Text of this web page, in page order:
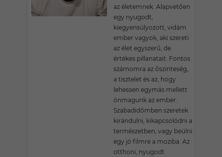
az életemnek. Alapvetően
egy nyugodt,
kiegyensúlyozott, vidám
ember vagyok, aki szereti
az élet egyszerű, de
értékes pillanatait. Fontos
számomra az őszinteség,
a tisztelet és az, hogy
lehessen egymás mellett
önmagunk az ember.
Szabadidőmben szeretek
kirándulni, kikapcsolódni a
természetben, vagy beülni
egy jó filmre a moziba. Az
otthoni, nyugodt